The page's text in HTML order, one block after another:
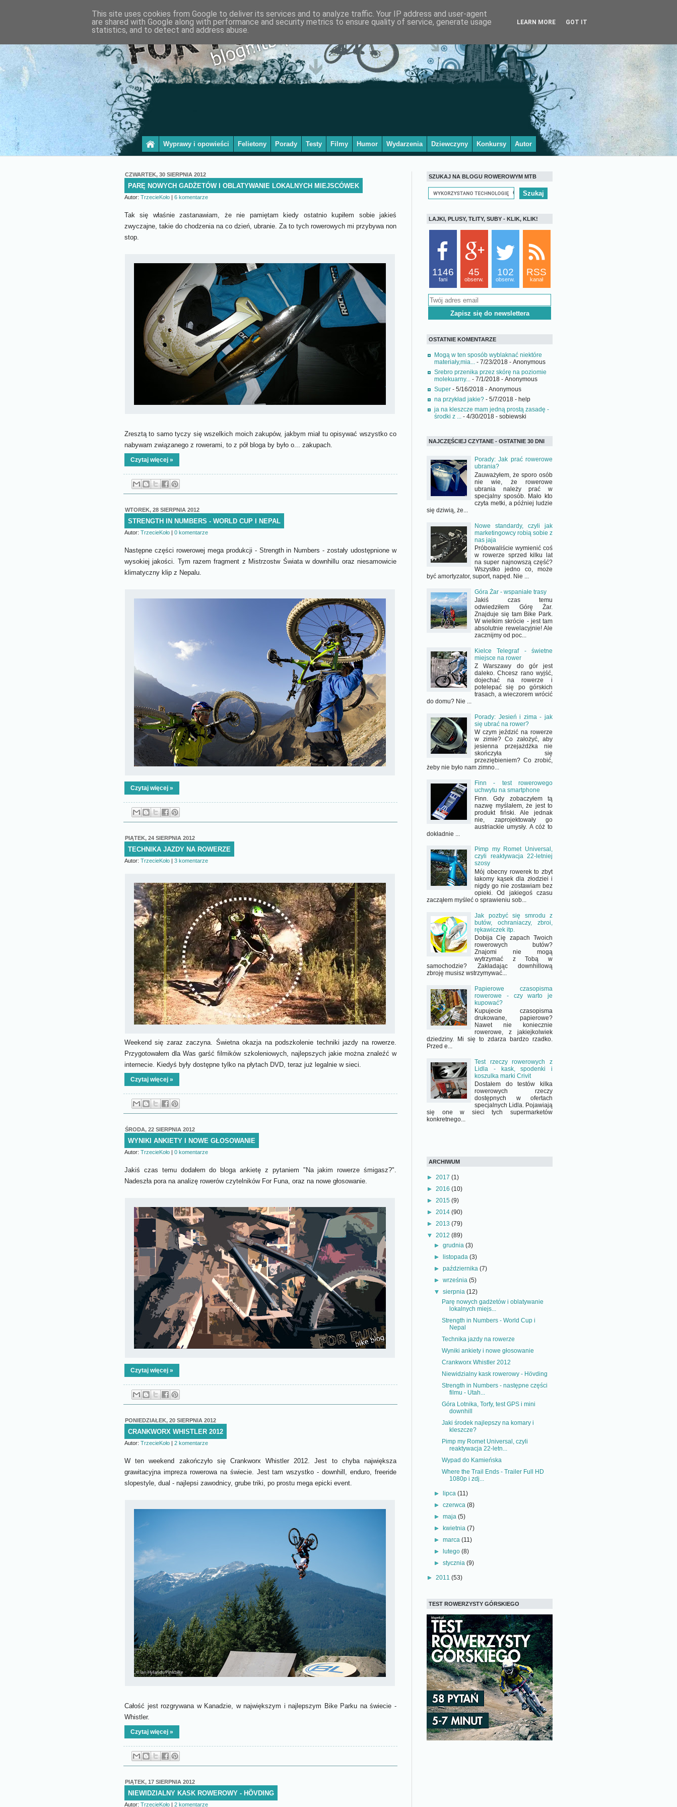
Wyprawy i opowieści Felietony Porady Testy Filmy Humor Wydarzenia Dziewczyny Konkursy Autor
CZWARTEK, 30 SIERPNIA 2012
PARĘ NOWYCH GADŻETÓW I OBLATYWANIE LOKALNYCH MIEJSCÓWEK
Autor: TrzecieKoło | 6 komentarze
Tak się właśnie zastanawiam, że nie pamiętam kiedy ostatnio kupiłem sobie jakieś
zwyczajne, takie do chodzenia na co dzień, ubranie. Za to tych rowerowych mi przybywa non
stop.
Zresztą to samo tyczy się wszelkich moich zakupów, jakbym miał tu opisywać wszystko co
nabywam związanego z rowerami, to z pół bloga by było o... zakupach.
Czytaj więcej »
WTOREK, 28 SIERPNIA 2012
STRENGTH IN NUMBERS - WORLD CUP I NEPAL
Autor: TrzecieKoło | 0 komentarze
Następne części rowerowej mega produkcji - Strength in Numbers - zostały udostępnione w
wysokiej jakości. Tym razem fragment z Mistrzostw Świata w downhillu oraz niesamowicie
klimatyczny klip z Nepalu.
Czytaj więcej »
PIĄTEK, 24 SIERPNIA 2012
TECHNIKA JAZDY NA ROWERZE
Autor: TrzecieKoło 3 komentarze
Weekend się zaraz zaczyna. Świetna okazja na podszkolenie techniki jazdy na rowerze.
Przygotowałem dla Was garść filmików szkoleniowych, najlepszych jakie można znaleźć w
internecie. Kiedyś były dostępne tylko na płytach DVD, teraz już legalnie w sieci.
Czytaj więcej »
ŚRODA, 22 SIERPNIA 2012
WYNIKI ANKIETY I NOWE GŁOSOWANIE
Autor: TrzecieKoło | 0 komentarze
Jakiś czas temu dodałem do bloga ankietę z pytaniem "Na jakim rowerze śmigasz?".
Nadeszła pora na analizę rowerów czytelników For Funa, oraz na nowe głosowanie.
Czytaj więcej »
PONIEDZIAŁEK, 20 SIERPNIA 2012
CRANKWORX WHISTLER 2012
Autor: TrzecieKoło | 2 komentarze
W ten weekend zakończyło się Crankworx Whistler 2012. Jest to chyba największa
grawitacyjna impreza rowerowa na świecie. Jest tam wszystko - downhill, enduro, freeride
slopestyle, dual - najlepsi zawodnicy, grube triki, po prostu mega epicki event.
Całość jest rozgrywana w Kanadzie, w największym i najlepszym Bike Parku na świecie -
Whistler.
Czytaj więcej »
PIĄTEK, 17 SIERPNIA 2012
NIEWIDZIALNY KASK ROWEROWY - HÖVDING
Autor: TrzecieKoło | 2 komentarze
SZUKAJ NA BLOGU ROWEROWYM MTB
LAJKI, PLUSY, TŁITY, SUBY - KLIK, KLIK!
1146
fani
45
obserw.
102
obserw.
RSS
kanał
OSTATNIE KOMENTARZE
Mogą w ten sposób wyblaknać niektóre
materiały,mia... - 7/23/2018 - Anonymous
Srebro przenika przez skórę na poziomie
molekuarny... - 7/1/2018 - Anonymous
Super - 5/16/2018 - Anonymous
na przykład jakie? - 5/7/2018 - help
ja na kleszcze mam jedną prostą zasadę -
środki z ... - 4/30/2018 - sobiewski
NAJCZĘŚCIEJ CZYTANE - OSTATNIE 30 DNI
Porady: Jak prać rowerowe
ubrania?
Zauważyłem, że sporo osób
nie wie, że rowerowe
ubrania należy prać w
specjalny sposób. Mało kto
czyta metki, a później ludzie
się dziwią, że...
Nowe standardy, czyli jak
marketingowcy robią sobie z
nas jaja
Próbowaliście wymienić coś
w rowerze sprzed kilku lat
na super najnowszą część?
Wszystko jedno co, może
być amortyzator, suport, napęd. Nie ...
Góra Żar - wspaniałe trasy
Jakiś czas temu
odwiedziłem Górę Żar.
Znajduje się tam Bike Park.
W wielkim skrócie - jest tam
absolutnie rewelacyjnie! Ale
zacznijmy od poc...
Kielce Telegraf - świetne
miejsce na rower
Z Warszawy do gór jest
daleko. Chcesz rano wyjść,
dojechać na rowerze i
potelepać się po górskich
trasach, a wieczorem wrócić
do domu? Nie ...
Porady: Jesień i zima - jak
się ubrać na rower?
W czym jeździć na rowerze
w zimie? Co założyć, aby
jesienna przejażdżka nie
skończyła się
przeziębieniem? Co zrobić,
żeby nie było nam zimno...
Finn - test rowerowego
uchwytu na smartphone
Finn. Gdy zobaczyłem tą
nazwę myślałem, że jest to
produkt fiński. Ale jednak
nie, zaprojektowały go
austriackie umysły. A cóż to
dokładnie ...
Pimp my Romet Universal,
czyli reaktywacja 22-letniej
szosy
Mój obecny rowerek to zbyt
łakomy kąsek dla złodziei i
nigdy go nie zostawiam bez
opieki. Od jakiegoś czasu
zacząłem myśleć o sprawieniu sob...
Jak pozbyć się smrodu z
butów, ochraniaczy, zbroi,
rękawiczek itp.
Dobija Cię zapach Twoich
rowerowych butów?
Znajomi nie mogą
wytrzymać z Tobą w
samochodzie? Zakładając downhillową
zbroję musisz wstrzymywać...
Papierowe czasopisma
rowerowe - czy warto je
kupować?
Kupujecie czasopisma
drukowane, papierowe?
Nawet nie koniecznie
rowerowe, z jakiejkolwiek
dziedziny. Mi się to zdarza bardzo rzadko.
Przed e...
Test rzeczy rowerowych z
Lidla - kask, spodenki i
koszulka marki Crivit
Dostałem do testów kilka
rowerowych rzeczy
dostępnych w ofertach
specjalnych Lidla. Pojawiają
się one w sieci tych supermarketów
konkretnego...
ARCHIWUM
► 2017 (1)
► 2016 (10)
► 2015 (9)
► 2014 (90)
► 2013 (79)
▼ 2012 (89)
►grudnia(3)
►listopada(3)
►października(7)
►września(5)
▼sierpnia(12)
Parę nowych gadżetów i oblatywanie
lokalnych miejs...
Strength in Numbers - World Cup i
Nepal
Technika jazdy na rowerze
Wyniki ankiety i nowe głosowanie
Crankworx Whistler 2012
Niewidzialny kask rowerowy - Hövding
Strength in Numbers - następne części
filmu - Utah...
Góra Lotnika, Torfy, test GPS i mini
downhill
Jaki środek najlepszy na komary i
kleszcze?
Pimp my Romet Universal, czyli
reaktywacja 22-letn...
Wypad do Kamieńska
Where the Trail Ends - Trailer Full HD
1080p i zdj...
►lipca(11)
►czerwca(8)
►maja(5)
►kwietnia(7)
►marca(11)
►lutego(8)
►stycznia(9)
► 2011 (53)
TEST ROWERZYSTY GÓRSKIEGO
This site uses cookies from Google to deliver its services and to analyze traffic. Your IP address and user-agent
are shared with Google along with performance and security metrics to ensure quality of service, generate usage
statistics, and to detect and address abuse.
LEARN MORE GOT IT